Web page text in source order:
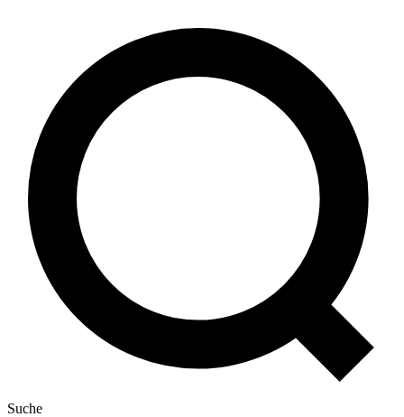
Suche